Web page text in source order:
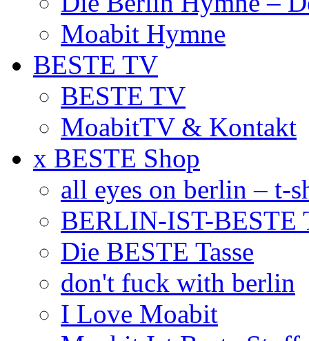
Moabit Hymne
BESTE TV
BESTE TV
MoabitTV & Kontakt
x BESTE Shop
all eyes on berlin – t-
BERLIN-IST-BESTE
Die BESTE Tasse
don't fuck with berlin
I Love Moabit